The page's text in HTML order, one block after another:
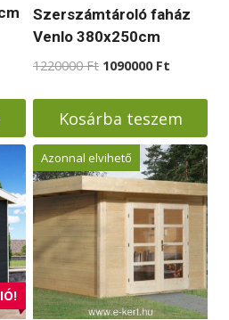
Ft.
Szerszámtároló faház
Venlo 380x250cm
1220000Ft Original
was:
1220000 Ft.
1090000 Ft
is:
1090000
Kosárba teszem
Azonnal elvihető